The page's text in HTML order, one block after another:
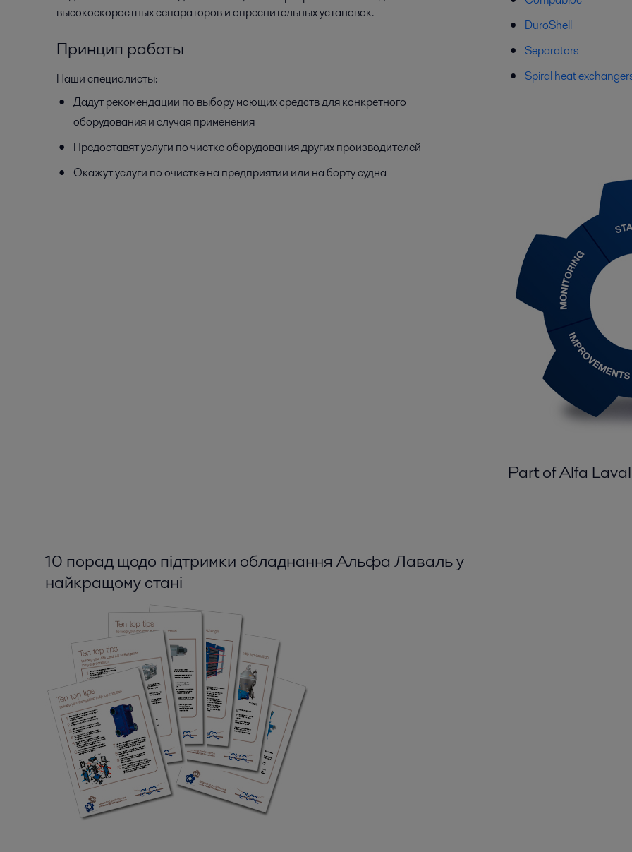
высокоскоростных сепараторов и опреснительных установок.
Принцип работы
Наши специалисты:
Дадут рекомендации по выбору моющих средств для конкретного
оборудования и случая применения
Предоставят услуги по чистке оборудования других производителей
Окажут услуги по очистке на предприятии или на борту судна
DuroShell
Separators
Spiral heat
Part of Alfa
10 порад щодо підтримки обладнання Альфа Лаваль у
найкращому стані